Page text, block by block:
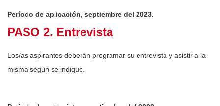
Período de aplicación, septiembre del 2023.
PASO 2. Entrevista
Los/as aspirantes deberán programar su entrevista y asistir a la
misma según se indique.